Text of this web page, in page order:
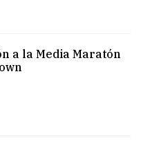
a la Media Maratón